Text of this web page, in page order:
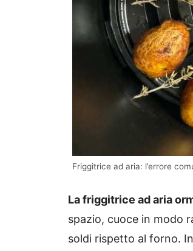
Friggitrice ad aria: l’errore
La friggitrice ad aria
spazio, cuoce in modo
soldi rispetto al forno.